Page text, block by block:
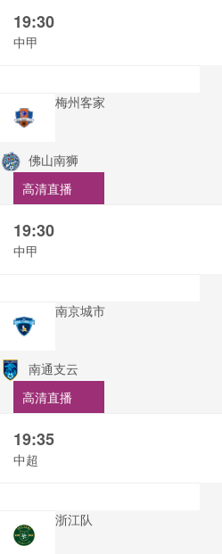
19:30
中甲
梅州客家
佛山南狮
高清直播
19:30
中甲
南京城市
南通支云
高清直播
19:35
中超
浙江队